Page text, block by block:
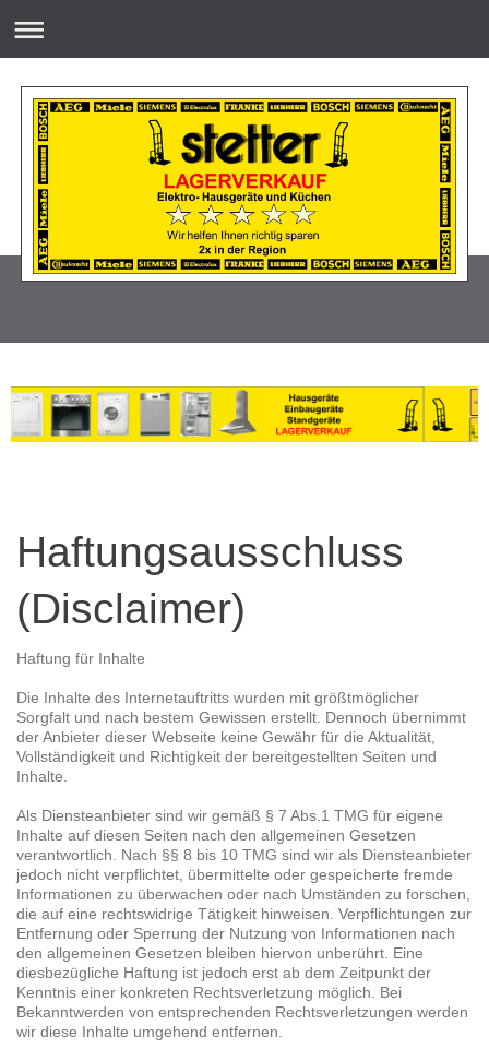
Haftungsausschluss
(Disclaimer)
Haftung für Inhalte
Die Inhalte des Internetauftritts wurden mit größtmöglicher
Sorgfalt und nach bestem Gewissen erstellt. Dennoch übernimmt
der Anbieter dieser Webseite keine Gewähr für die Aktualität,
Vollständigkeit und Richtigkeit der bereitgestellten Seiten und
Inhalte.
Als Diensteanbieter sind wir gemäß § 7 Abs.1 TMG für eigene
Inhalte auf diesen Seiten nach den allgemeinen Gesetzen
verantwortlich. Nach §§ 8 bis 10 TMG sind wir als Diensteanbieter
jedoch nicht verpflichtet, übermittelte oder gespeicherte fremde
Informationen zu überwachen oder nach Umständen zu forschen,
die auf eine rechtswidrige Tätigkeit hinweisen. Verpflichtungen zur
Entfernung oder Sperrung der Nutzung von Informationen nach
den allgemeinen Gesetzen bleiben hiervon unberührt. Eine
diesbezügliche Haftung ist jedoch erst ab dem Zeitpunkt der
Kenntnis einer konkreten Rechtsverletzung möglich. Bei
Bekanntwerden von entsprechenden Rechtsverletzungen werden
wir diese Inhalte umgehend entfernen.